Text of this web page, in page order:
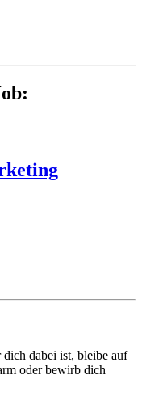
dabei ist, bleibe auf
oder bewirb dich